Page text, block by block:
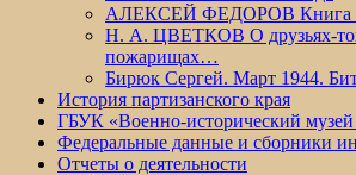
АЛЕКСЕЙ ФЕДОРОВ Книга
Н. А. ЦВЕТКОВ О друзьях-
пожарищах…
Бирюк Сергей. Март 1944.
История партизанского края
ГБУК «Военно-исторический музей
Федеральные данные и сборники
Отчеты о деятельности